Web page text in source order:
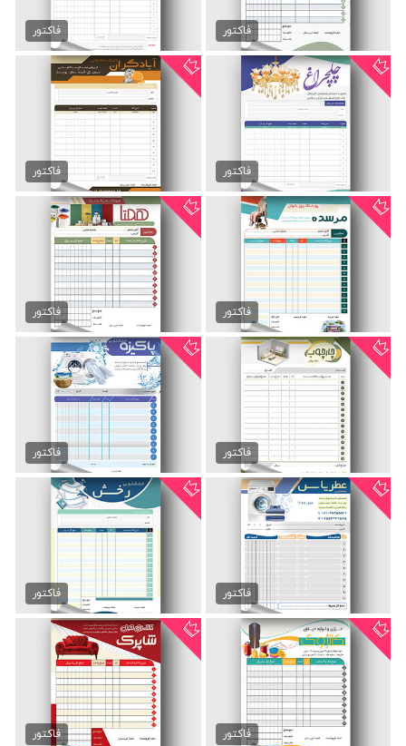
فاکتور فروشگاه مبل
89,000 تومان
فاکتور
فاکتور لایه باز کابینت سازی
فاکتور
فاکتور لایه باز لوستر و...
فاکتور
فاکتور فروش مصالح ساختمانی
89,000 تومان
فاکتور
فاکتور بوتیک زنانه
89,000 تومان
فاکتور
فاکتور فروشگاه رنگ
89,000 تومان
فاکتور
فاکتور طراحی دکوراسیون...
فاکتور
فاکتور خشکشویی لایه باز
89,000 تومان
فاکتور
فاکتور فروش خشکشویی
89,000 تومان
فاکتور
فاکتور لایه باز خشکشویی
89,000 تومان
فاکتور
فاکتور لایه باز خیاطی
89,000 تومان
فاکتور
دانلود فاکتور گالری مبلمان
89,000 تومان
فاکتور